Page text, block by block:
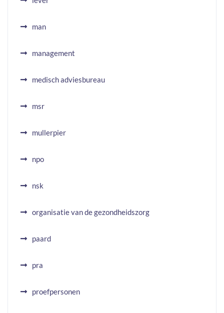
man
management
medisch adviesbureau
msr
mullerpier
npo
nsk
organisatie van de gezondheidszorg
paard
pra
proefpersonen